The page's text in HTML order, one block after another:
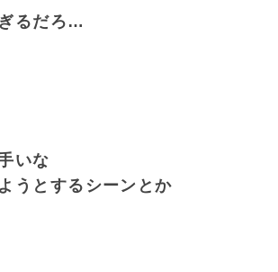
るだろ…
いな
うとするシーンとか